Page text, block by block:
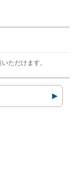
ただけます。